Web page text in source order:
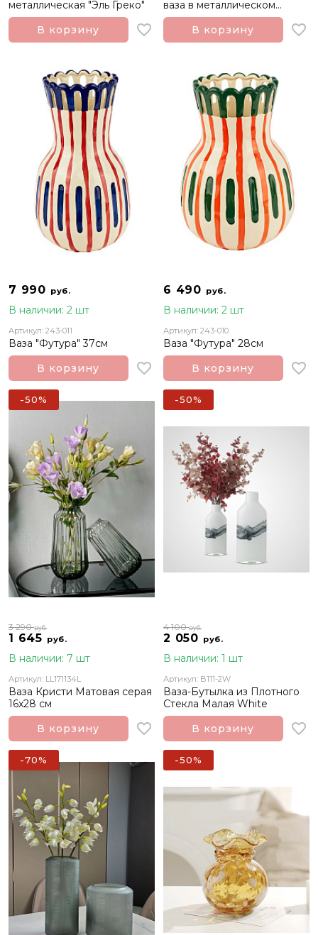
металлическая "Эль Греко"
В корзину
ваза в металлическом
золотистом каркасе L
В корзину
7 990 руб.
В наличии: 2 шт
Артикул: 243-011
Ваза "Футура" 37см
В корзину
6 490 руб.
В наличии: 2 шт
Артикул: 243-010
Ваза "Футура" 28см
В корзину
1 645 руб.
3 290руб.
В наличии: 7 шт
Артикул: LL171134L
Ваза Кристи Матовая серая
16x28 см
В корзину
-50%
2 050 руб.
4 100руб.
В наличии: 1 шт
Артикул: B111-2W
Ваза-Бутылка из Плотного
Стекла Малая White
В корзину
-50%
-70% -50%